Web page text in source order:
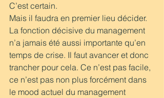
C’est certain.
Mais il faudra en premier lieu décider.
La fonction décisive du management
n’a jamais été aussi importante qu’en
temps de crise. Il faut avancer et donc
trancher pour cela. Ce n’est pas facile,
ce n’est pas non plus forcément dans
le mood actuel du management